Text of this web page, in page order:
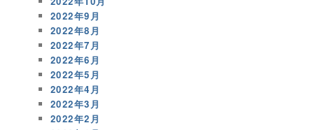
2022年9月
2022年8月
2022年7月
2022年6月
2022年5月
2022年4月
2022年3月
2022年2月